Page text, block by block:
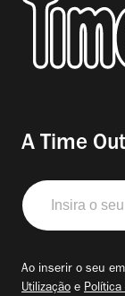
A Time
Insira
o
seu
Ao inserir o seu
Utilização e Política